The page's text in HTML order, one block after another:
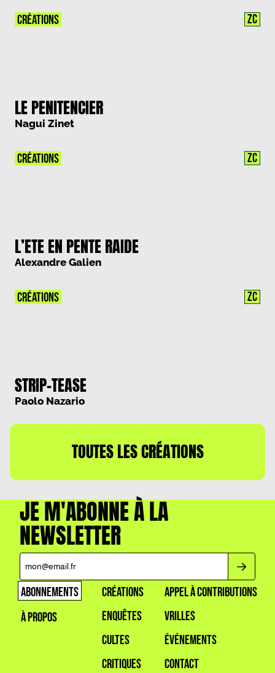
LE PENITENCIER
Nagui Zinet
CRÉATIONS ZC
L’ETE EN PENTE RAIDE
Alexandre Galien
CRÉATIONS ZC
STRIP-TEASE
Paolo Nazario
CRÉATIONS ZC
TOUTES LES CRÉATIONS
JE M'ABONNE À LA
NEWSLETTER
ABONNEMENTS
À PROPOS
CRÉATIONS
ENQUÊTES
CULTES
CRITIQUES
APPEL À CONTRIBUTIONS
VRILLES
ÉVÉNEMENTS
CONTACT